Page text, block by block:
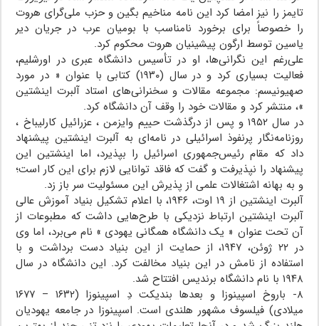
تایمز را نیز امضا کرد این نامه مناخیم بگین و حزب ملی‌گرای هروت
را خصوصاً برای برخورد نامناسب با بومیان عرب در جریان دیر
یاسین توسط ارگون پیشینیان هروت محکوم کرد.
علی‌رغم این نگرانی‌ها، او در تأسیس دانشگاه عبری در اورشلیم،
فعالیت بسیاری کرد و در سال (۱۹۳۰) کتابی با عنوان « در مورد
صهیونیسم: مجموعه مقالات و سخنرانی‌های استاد آلبرت اینشتین
»، منتشر کرد و مقالات خود را وقف آن دانشگاه کرد.
در سال ۱۹۵۲ و پس از درگذشت حییم وایزمن ، عزرائیل کارلیباخ ،
روزنامه‌نگار پرنفوذ اسرائیلی در نامه‌ای به آلبرت اینشتین پیشنهاد
داد که مقام رئیس‌جمهوری اسرائیل را بپذیرد، اما اینشتین این
پیشنهاد را نپذیرفت و گفت که فاقد توانایی لازم برای این کار است؛
و به بهانه اشتغالات علمی از پذیرش این مسئولیت سر باز زد.
آلبرت اینشتین از ۱۹ اوت، ۱۹۴۶، با اعلام تشکیل بنیاد آموزش عالی
آلبرت اینشتین ارتباط نزدیکی با طرح‌هایی داشت که مطبوعات از
آن تحت عنوان « یک دانشگاه همگانی یهودی » نام می‌برد، اما وی
در ۲۲ ژوئن، ۱۹۴۷، از حمایت از این بنیاد دست برداشت و با
استفاده از نامش در این بنیاد مخالفت کرد. این دانشگاه در سال
۱۹۴۸ با نام دانشگاه برندیس افتتاح شد.
۸- باروخ اسپینوزا و بعدها بندیکت دِ اسپینوزا (۱۶۳۲ – ۱۶۷۷
میلادی) فیلسوف مشهور هلندی است. اسپینوزا در جامعه یهودیان